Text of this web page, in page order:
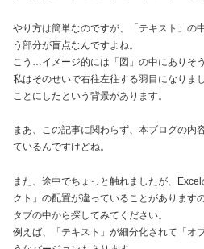
やり方は簡単なのですが、「テキスト」の
う部分が盲点なんですよね。
こう…イメージ的には「図」の中にありそ
私はそのせいで右往左往する羽目になりま
ことにしたという背景があります。
まあ、この記事に関わらず、本ブログの内
ているんですけどね。
また、途中でちょっと触れましたが、
クト」の配置が違っていることがあります
タブの中から探してみてください。
例えば、「テキスト」が細分化されて「オ